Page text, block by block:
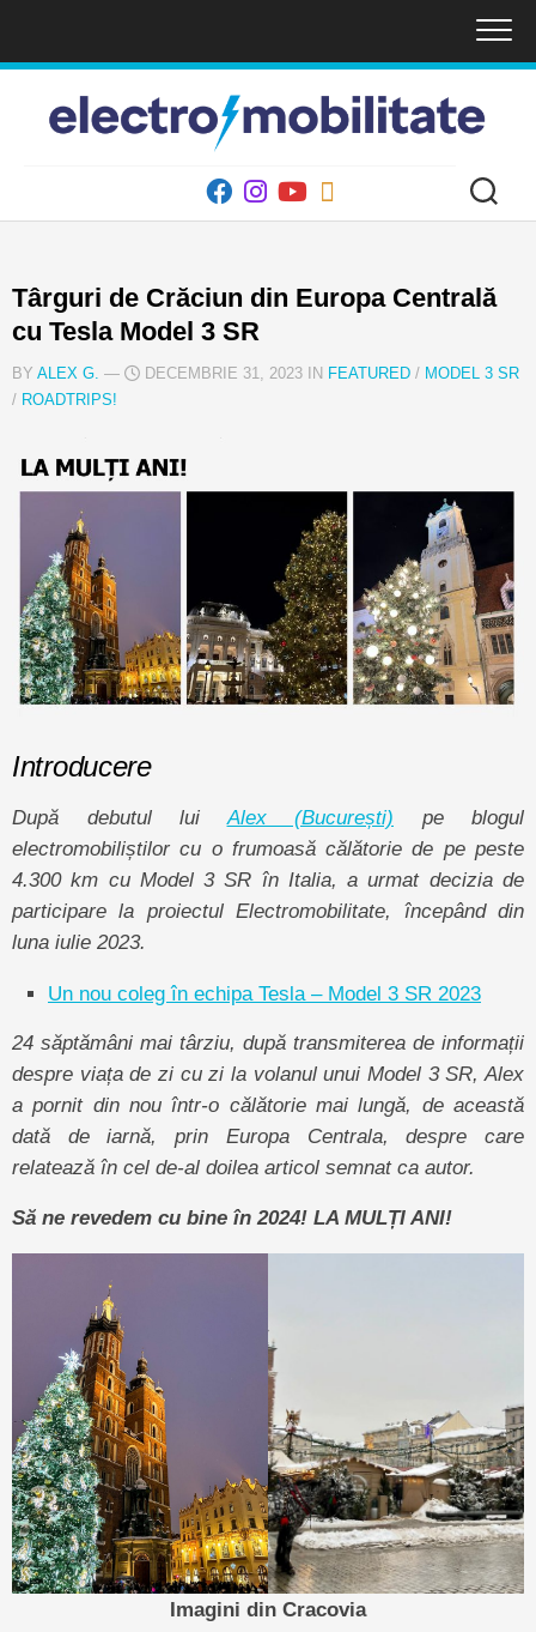
content
Târguri de Crăciun din Europa Centrală
cu Tesla Model 3 SR
BY ALEX G. — DECEMBRIE 31, 2023 IN FEATURED / MODEL 3 SR
/ ROADTRIPS!
Introducere
După debutul lui Alex (București) pe blogul
electromobiliștilor cu o frumoasă călătorie de pe peste
4.300 km cu Model 3 SR în Italia, a urmat decizia de
participare la proiectul Electromobilitate, începând din
luna iulie 2023.
Un nou coleg în echipa Tesla – Model 3 SR 2023
24 săptămâni mai târziu, după transmiterea de informații
despre viața de zi cu zi la volanul unui Model 3 SR, Alex
a pornit din nou într-o călătorie mai lungă, de această
dată de iarnă, prin Europa Centrala, despre care
relatează în cel de-al doilea articol semnat ca autor.
Să ne revedem cu bine în 2024! LA MULȚI ANI!
Imagini din Cracovia